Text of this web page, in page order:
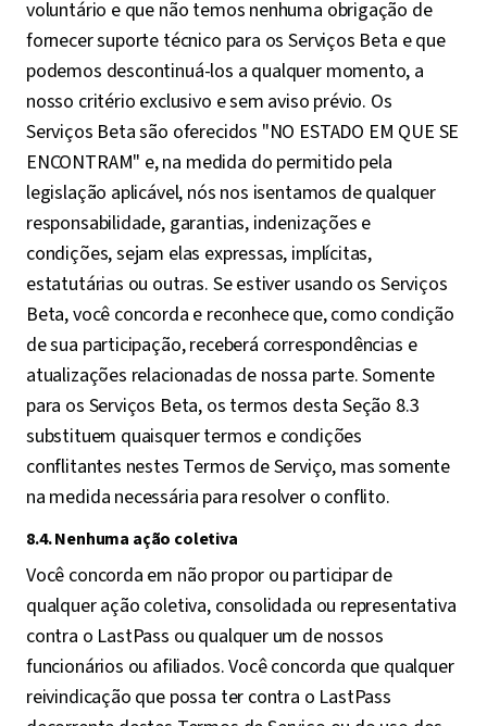
voluntário e que não temos nenhuma obrigação de
fornecer suporte técnico para os Serviços Beta e que
podemos descontinuá-los a qualquer momento, a
nosso critério exclusivo e sem aviso prévio. Os
Serviços Beta são oferecidos "NO ESTADO EM QUE SE
ENCONTRAM" e, na medida do permitido pela
legislação aplicável, nós nos isentamos de qualquer
responsabilidade, garantias, indenizações e
condições, sejam elas expressas, implícitas,
estatutárias ou outras. Se estiver usando os Serviços
Beta, você concorda e reconhece que, como condição
de sua participação, receberá correspondências e
atualizações relacionadas de nossa parte. Somente
para os Serviços Beta, os termos desta Seção 8.3
substituem quaisquer termos e condições
conflitantes nestes Termos de Serviço, mas somente
na medida necessária para resolver o conflito.
8.4. Nenhuma ação coletiva
Você concorda em não propor ou participar de
qualquer ação coletiva, consolidada ou representativa
contra o LastPass ou qualquer um de nossos
funcionários ou afiliados. Você concorda que qualquer
reivindicação que possa ter contra o LastPass